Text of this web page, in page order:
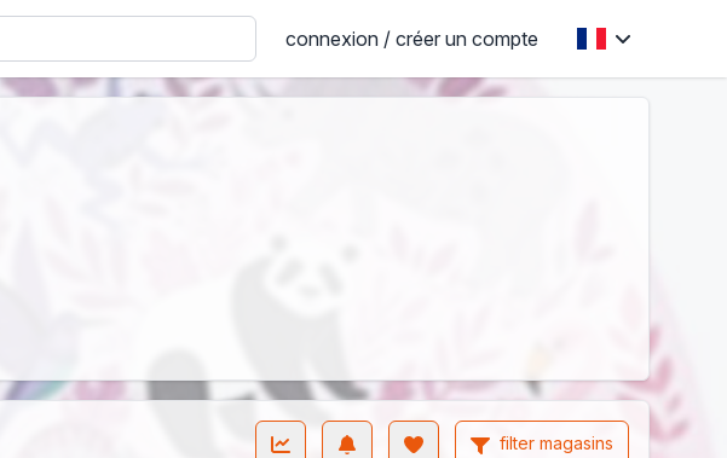
connexion / créer un compte
filter magasins